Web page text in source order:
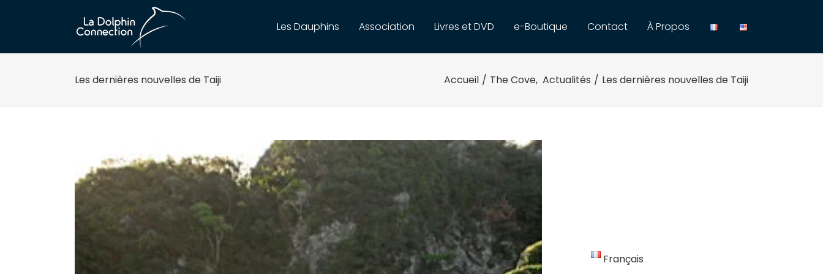
Les Dauphins Association Livres et DVD e-Boutique Contact À Propos
Les dernières nouvelles de Taiji Accueil / The Cove, Actualités / Les dernières nouvelles de Taiji
Français